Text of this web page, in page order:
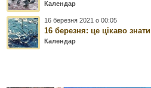
Календар
16 березня 2021 о 00:05
16 березня: це цікаво знати
Календар